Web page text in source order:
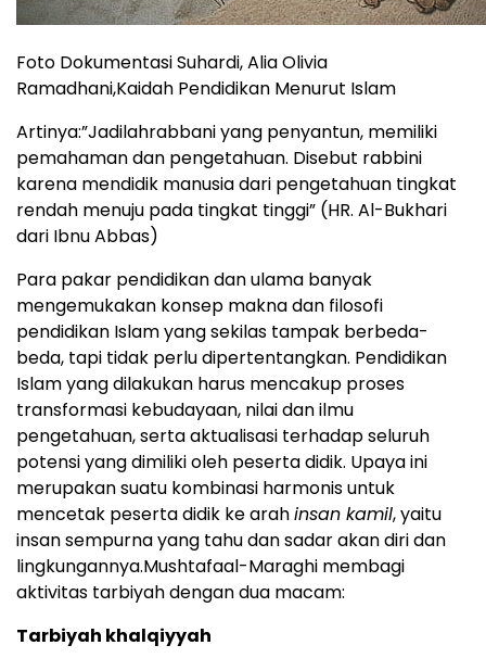
Foto Dokumentasi Suhardi, Alia Olivia
Ramadhani,Kaidah Pendidikan Menurut Islam
Artinya:”Jadilahrabbani yang penyantun, memiliki
pemahaman dan pengetahuan. Disebut rabbini
karena mendidik manusia dari pengetahuan tingkat
rendah menuju pada tingkat tinggi” (HR. Al-Bukhari
dari Ibnu Abbas)
Para pakar pendidikan dan ulama banyak
mengemukakan konsep makna dan filosofi
pendidikan Islam yang sekilas tampak berbeda-
beda, tapi tidak perlu dipertentangkan. Pendidikan
Islam yang dilakukan harus mencakup proses
transformasi kebudayaan, nilai dan ilmu
pengetahuan, serta aktualisasi terhadap seluruh
potensi yang dimiliki oleh peserta didik. Upaya ini
merupakan suatu kombinasi harmonis untuk
mencetak peserta didik ke arahinsan kamil, yaitu
insan sempurna yang tahu dan sadar akan diri dan
lingkungannya.Mushtafaal-Maraghi membagi
aktivitas tarbiyah dengan dua macam:
Tarbiyah khalqiyyah